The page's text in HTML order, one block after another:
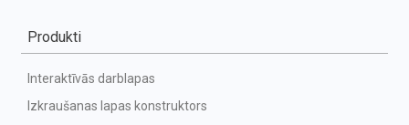
Produkti
Interaktīvās darblapas
Izkraušanas lapas konstruktors